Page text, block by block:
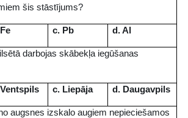
šis stāstījums?
c. Pb d. Al
darbojas skābekļa iegūšanas
Ventspils c. Liepāja d. Daugavpils
augsnes izskalo augiem nepieciešamos